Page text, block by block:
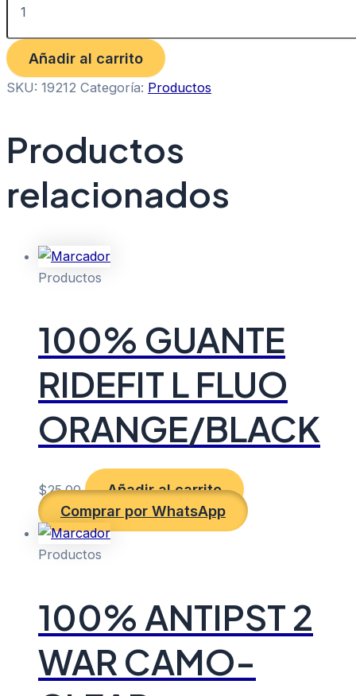
Añadir al carrito
SKU: 19212 Categoría: Productos
Productos
relacionados
Productos
100% GUANTE
RIDEFIT L FLUO
ORANGE/BLACK
$25.00
Añadir al carrito
Comprar por WhatsApp
Productos
100% ANTIPST 2
WAR CAMO-